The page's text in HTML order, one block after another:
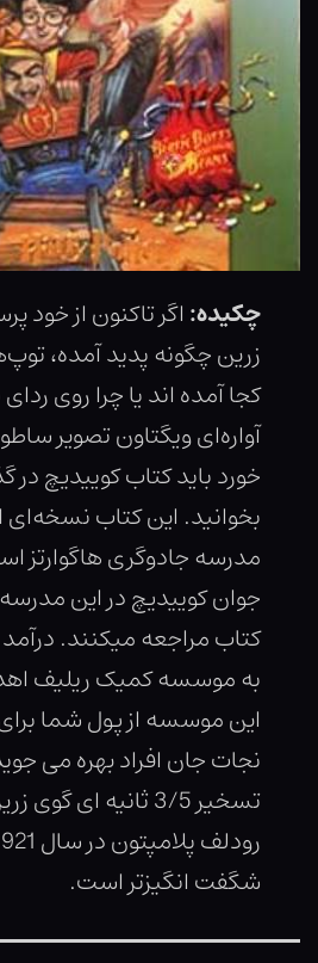
چکیده: اگر تاکنون از خود
زرین چگونه پدید آمده،
کجا آمده اند یا چرا روی
آواره‌ای ویگتاون تصویر
خورد باید کتاب کوییدیچ در
بخوانید. این کتاب نسخه‌ای
مدرسه جادوگری هاگوارتز
جوان کوییدیچ در این
کتاب مراجعه میکنند.
به موسسه کمیک ریلیف
این موسسه از پول شما برای
نجات جان افراد بهره می
تسخیر 3/5 ثانیه ای
شگفت انگیزتر است.